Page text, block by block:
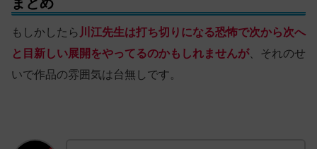
まとめ
もしかしたら 川江先生は打ち切りになる恐怖で次から次へ
と目新しい展開をやってるのかもしれませんが、それのせ
いで作品の雰囲気は台無しです。